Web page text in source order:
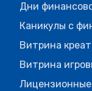
Дни
Каникулы с
Витрина
Витрина